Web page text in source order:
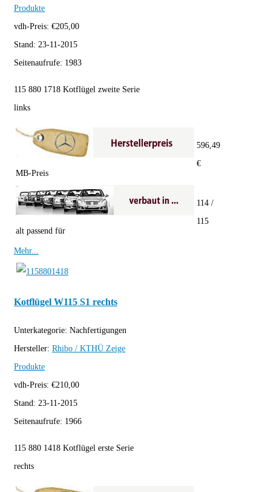
Produkte
vdh-Preis: €205,00
Stand: 23-11-2015
Seitenaufrufe: 1983
115 880 1718 Kotflügel zweite Serie
links
MB-Preis
596,49
€
alt passend für
114 /
115
Mehr...
Kotflügel W115 S1 rechts
Unterkategorie: Nachfertigungen
Hersteller: Rhibo / KTHÜ Zeige
Produkte
vdh-Preis: €210,00
Stand: 23-11-2015
Seitenaufrufe: 1966
115 880 1418 Kotflügel erste Serie
rechts